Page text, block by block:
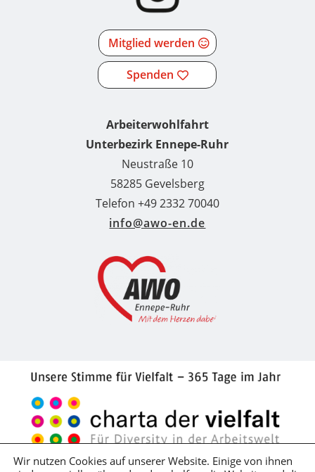
Mitglied werden
Spenden
Arbeiterwohlfahrt
Unterbezirk Ennepe-Ruhr
Neustraße 10
58285 Gevelsberg
Telefon +49 2332 70040
info@awo-en.de
Wir nutzen Cookies auf unserer Website. Einige von ihnen